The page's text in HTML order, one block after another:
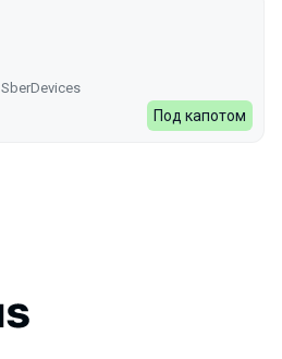
SberDevices
Под капотом